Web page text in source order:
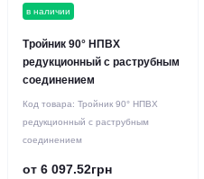
в наличии
Тройник 90° НПВХ
редукционный с раструбным
соединением
Код товара: Тройник 90° НПВХ
редукционный с раструбным
соединением
от 6 097.52грн